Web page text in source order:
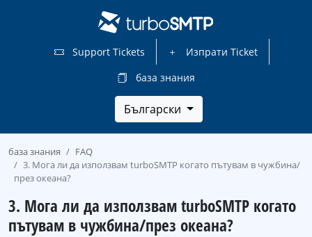
Support Tickets
Изпрати Ticket
база знания
Български
база знания
FAQ
3. Мога ли да използвам turboSMTP когато пътувам в чужбина/
през океана?
3. Мога ли да използвам turboSMTP когато
пътувам в чужбина/през океана?